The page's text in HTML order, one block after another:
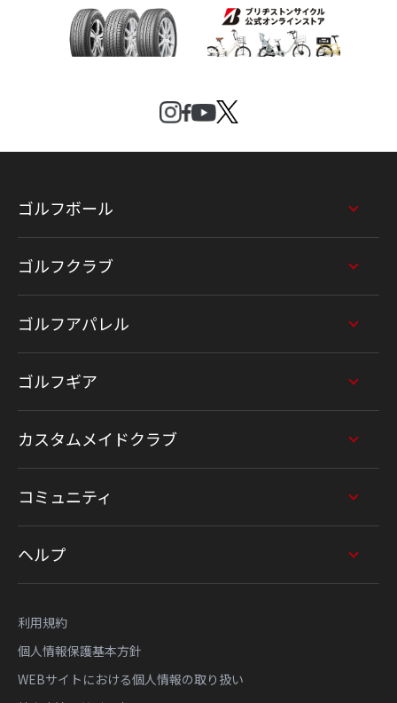
ゴルフボール
ゴルフクラブ
ゴルフアパレル
ゴルフギア
カスタムメイドクラブ
コミュニティ
ヘルプ
利用規約
個人情報保護基本方針
WEBサイトにおける個人情報の取り扱い